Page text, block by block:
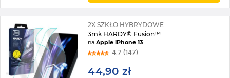
2X SZKŁO HYBRYDOWE
3mk HARDY® Fusion™
naApple iPhone 13
4.7 (147)
44,90 zł